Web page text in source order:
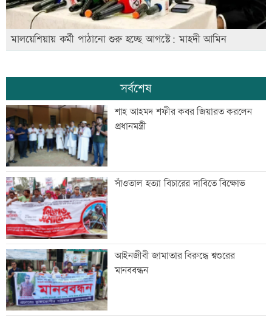
মালয়েশিয়ায় কর্মী পাঠানো শুরু হচ্ছে আগস্টে: মাহদী আমিন
সর্বশেষ
শাহ আহমদ শফীর কবর জিয়ারত করলেন
প্রধানমন্ত্রী
সাঁওতাল হত্যা বিচারের দাবিতে বিক্ষোভ
আইনজীবী জামাতার বিরুদ্ধে শ্বশুরের
মানববন্ধন